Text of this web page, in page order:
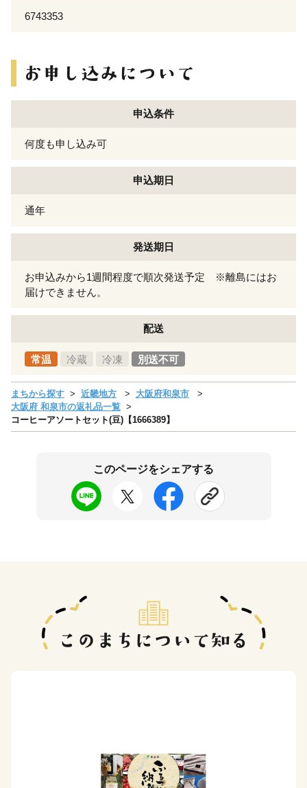
6743353
申込条件
何度も申し込み可
申込期日
通年
発送期日
お申込みから1週間程度で順次発送予定 ※離島にはお
届けできません。
配送
常温 冷蔵 冷凍 別送不可
まちから探す 近畿地方
大阪府和泉市
大阪府 和泉市の返礼品一覧
コーヒーアソートセット(豆)【1666389】
このページをシェアする